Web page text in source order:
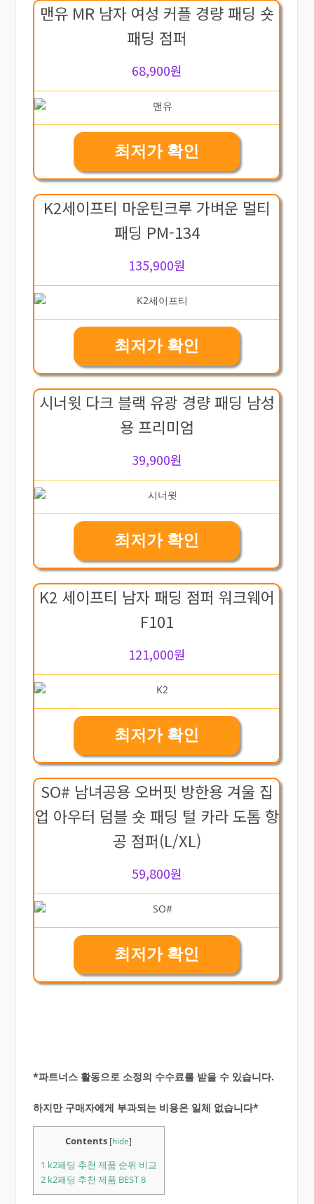
맨유 MR 남자 여성 커플 경량 패딩 숏
패딩 점퍼
68,900원
최저가 확인
K2세이프티 마운틴크루 가벼운 멀티
패딩 PM-134
135,900원
최저가 확인
시너윗 다크 블랙 유광 경량 패딩 남성
용 프리미엄
39,900원
최저가 확인
K2 세이프티 남자 패딩 점퍼 워크웨어
F101
121,000원
최저가 확인
SO# 남녀공용 오버핏 방한용 겨울 집
업 아우터 덤블 숏 패딩 털 카라 도톰 항
공 점퍼(L/XL)
59,800원
최저가 확인
*파트너스 활동으로 소정의 수수료를 받을 수 있습니다.
하지만 구매자에게 부과되는 비용은 일체 없습니다*
Contents [hide]
1 k2패딩 추천 제품 순위 비교
2k2패딩 추천 제품 BEST 8